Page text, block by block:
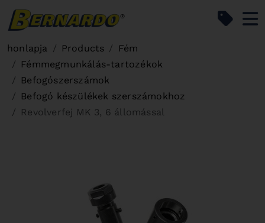
honlapja Products
Fém
Fémmegmunkálás-tartozékok
Befogószerszámok
Befogó készülékek szerszámokhoz
Revolverfej MK 3, 6 állomással